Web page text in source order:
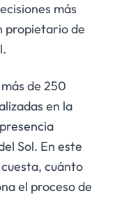
más
propietario de
de 250
en la
Sol. En este
cuánto
el proceso de